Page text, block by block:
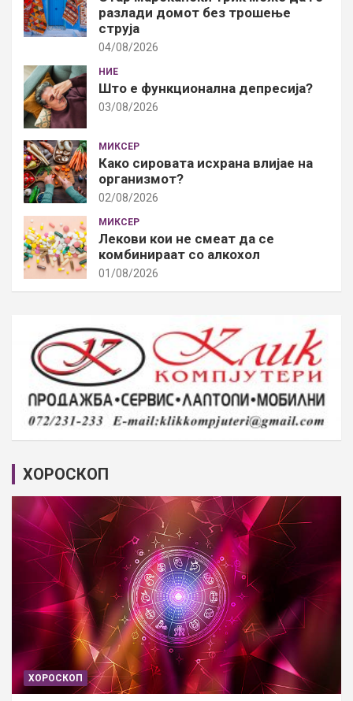
разлади домот без трошење
струја
04/08/2026
НИЕ
Што е функционална депресија?
03/08/2026
МИКСЕР
Како сировата исхрана влијае на
организмот?
02/08/2026
МИКСЕР
Лекови кои не смеат да се
комбинираат со алкохол
01/08/2026
ХОРОСКОП
ХОРОСКОП